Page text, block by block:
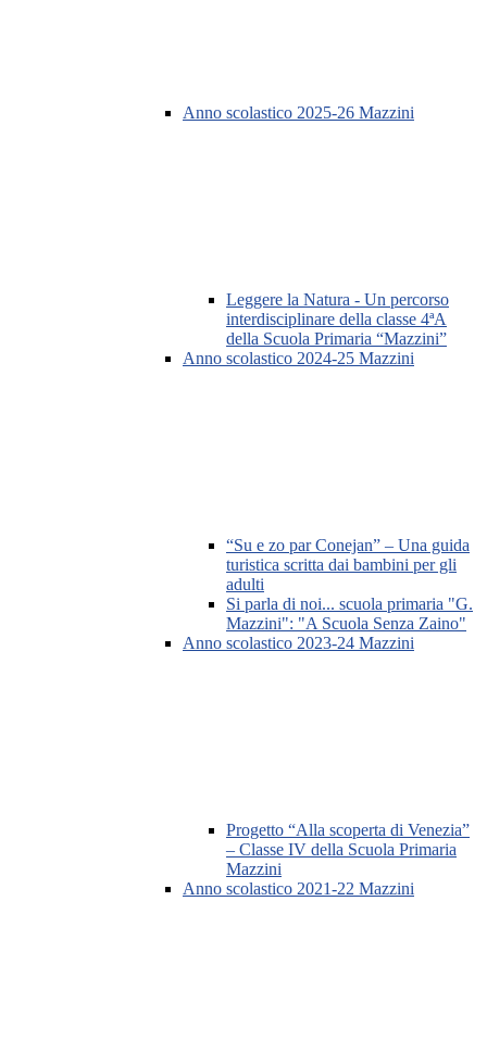
Anno scolastico 2025-26 Mazzini
Leggere la Natura - Un percorso
interdisciplinare della classe 4ªA
della Scuola Primaria “Mazzini”
Anno scolastico 2024-25 Mazzini
“Su e zo par Conejan” – Una guida
turistica scritta dai bambini per gli
adulti
Si parla di noi... scuola primaria "G.
Mazzini": "A Scuola Senza Zaino"
Anno scolastico 2023-24 Mazzini
Progetto “Alla scoperta di Venezia”
– Classe IV della Scuola Primaria
Mazzini
Anno scolastico 2021-22 Mazzini